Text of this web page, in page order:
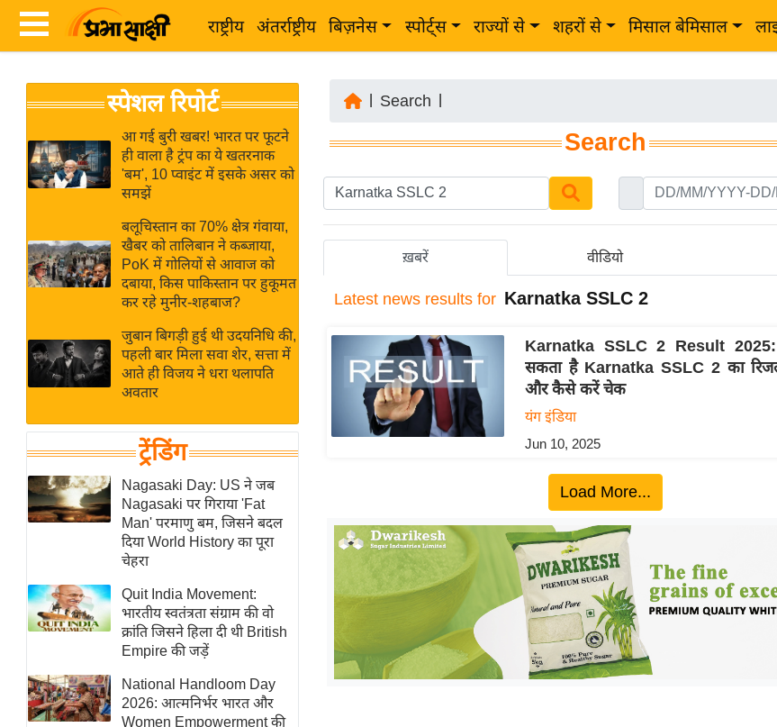
राष्ट्रीय अंतर्राष्ट्रीय बिज़नेस स्पोर्ट्स राज्यों से शहरों से मिसाल बेमिसाल
News
Hindi
Live
News in
Hindi
News
Hindi
Videos
ख
ब
र
अंतर्राष्ट्रीय
बिज़नेस
विशेषज्ञ
राय
खेल
क्रिकेट
IPL
2026
मिसाल बेमिसाल
शख्सियत
यंग इंडिया
साहित्य जगत
ऑटो वर्ल्ड
स्पेशल रिपोर्ट
आ गई बुरी खबर! भारत पर फूटने
ही वाला है ट्रंप का ये खतरनाक
'बम', 10 प्वाइंट में इसके असर को
समझें
बलूचिस्तान का 70% क्षेत्र गंवाया,
खैबर को तालिबान ने कब्जाया,
PoK में गोलियों से आवाज को
दबाया, किस पाकिस्तान पर हुकूमत
कर रहे मुनीर-शहबाज?
जुबान बिगड़ी हुई थी उदयनिधि की,
पहली बार मिला सवा शेर, सत्ता में
आते ही विजय ने धरा थलापति
अवतार
ट्रेंडिंग
Nagasaki Day: US ने जब
Nagasaki पर गिराया 'Fat
Man' परमाणु बम, जिसने बदल
दिया World History का पूरा
चेहरा
Quit India Movement:
भारतीय स्वतंत्रता संग्राम की वो
क्रांति जिसने हिला दी थी British
Empire की जड़ें
National Handloom Day
2026: आत्मनिर्भर भारत और
Women Empowerment की
Search
Search
ख़बरें वीडियो
Latest news results for Karnatka SSLC 2
Karnatka SSLC 2 Result 2025:
सकता है Karnatka SSLC 2 का
और कैसे करें चेक
यंग इंडिया
Jun 10, 2025
Load More...